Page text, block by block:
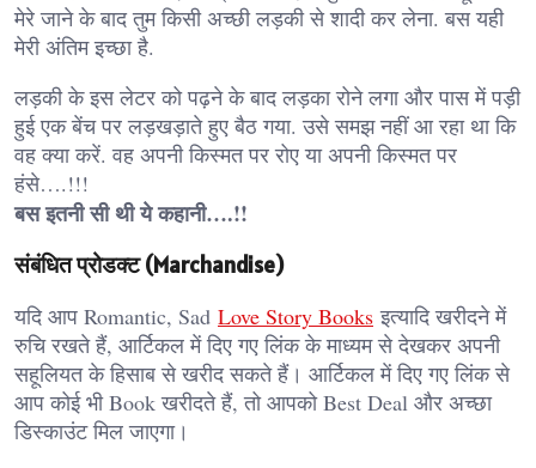
मेरे जाने के बाद तुम किसी अच्छी लड़की से शादी कर लेना. बस यही
मेरी अंतिम इच्छा है.
लड़की के इस लेटर को पढ़ने के बाद लड़का रोने लगा और पास में पड़ी
हुई एक बेंच पर लड़खड़ाते हुए बैठ गया. उसे समझ नहीं आ रहा था कि
वह क्या करें. वह अपनी किस्मत पर रोए या अपनी किस्मत पर
हंसे….!!!
बस इतनी सी थी ये कहानी….!!
संबंधित प्रोडक्ट (Marchandise)
यदि आप Romantic, Sad Love Story Books इत्यादि खरीदने में
रुचि रखते हैं, आर्टिकल में दिए गए लिंक के माध्यम से देखकर अपनी
सहूलियत के हिसाब से खरीद सकते हैं। आर्टिकल में दिए गए लिंक से
आप कोई भी Book खरीदते हैं, तो आपको Best Deal और अच्छा
डिस्काउंट मिल जाएगा।